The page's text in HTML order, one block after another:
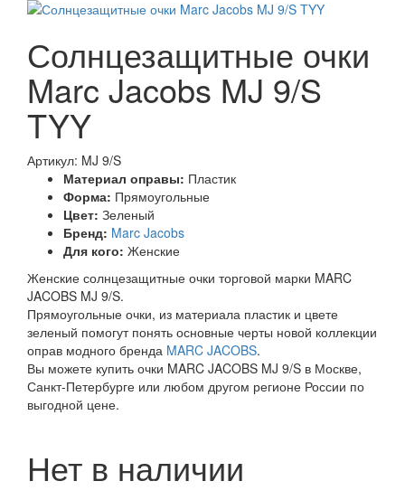
Солнцезащитные очки
Marc Jacobs MJ 9/S
TYY
Артикул: MJ 9/S
Материал оправы: Пластик
Форма: Прямоугольные
Цвет: Зеленый
Бренд: Marc Jacobs
Для кого: Женские
Женские солнцезащитные очки торговой марки MARC
JACOBS MJ 9/S.
Прямоугольные очки, из материала пластик и цвете
зеленый помогут понять основные черты новой коллекции
оправ модного бренда MARC JACOBS.
Вы можете купить очки MARC JACOBS MJ 9/S в Москве,
Санкт-Петербурге или любом другом регионе России по
выгодной цене.
Нет в наличии